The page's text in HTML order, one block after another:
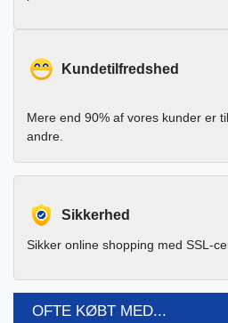
Kundetilfredshed
Mere end 90% af vores kunder er
andre.
Sikkerhed
Sikker online shopping med SSL-
OFTE KØBT MED...